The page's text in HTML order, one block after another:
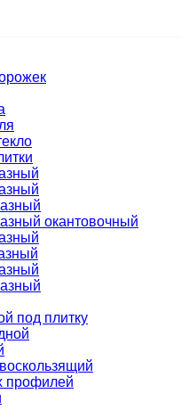
окантовочный
под плитку
профилей